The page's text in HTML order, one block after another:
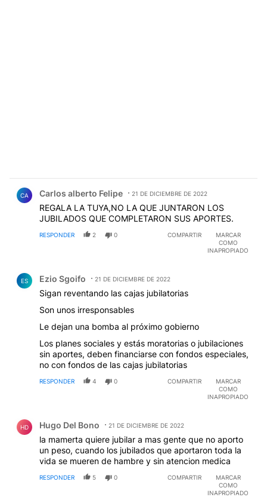
CA Carlos alberto Felipe 21 DE DICIEMBRE DE 2022
REGALA LA TUYA,NO LA QUE JUNTARON LOS
JUBILADOS QUE COMPLETARON SUS APORTES.
RESPONDER 2 0 COMPARTIR
MARCAR
COMO
INAPROPIADO
ES Ezio Sgoifo 21 DE DICIEMBRE DE 2022
Sigan reventando las cajas jubilatorias
Son unos irresponsables
Le dejan una bomba al próximo gobierno
Los planes sociales y estás moratorias o jubilaciones
sin aportes, deben financiarse con fondos especiales,
no con fondos de las cajas jubilatorias
RESPONDER 4 0 COMPARTIR
MARCAR
COMO
INAPROPIADO
HD Hugo Del Bono 21 DE DICIEMBRE DE 2022
la mamerta quiere jubilar a mas gente que no aporto
un peso, cuando los jubilados que aportaron toda la
vida se mueren de hambre y sin atencion medica
RESPONDER 5 0 COMPARTIR
MARCAR
COMO
INAPROPIADO